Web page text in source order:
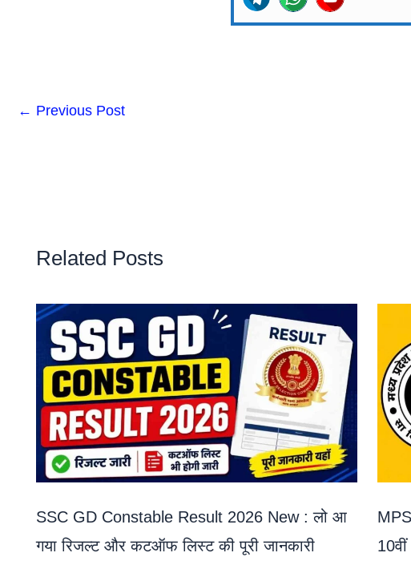
← Previous Post
Related Posts
SSC GD Constable Result 2026 New : लो आ
गया रिजल्ट और कटऑफ लिस्ट की पूरी जानकारी